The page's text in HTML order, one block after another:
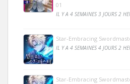
01
IL Y A 4 SEMAINES 3 JOURS 2
Star-Embracing
IL Y A 4 SEMAINES 4 JOURS 2
Star-Embracing